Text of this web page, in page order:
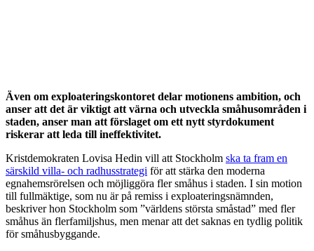
Även om exploateringskontoret delar motionens ambition, och
anser att det är viktigt att värna och utveckla småhusområden i
staden, anser man att förslaget om ett nytt styrdokument
riskerar att leda till ineffektivitet.
Kristdemokraten Lovisa Hedin vill att Stockholm ska ta fram en
särskild villa- och radhusstrategi för att stärka den moderna
egnahemsrörelsen och möjliggöra fler småhus i staden. I sin motion
till fullmäktige, som nu är på remiss i exploateringsnämnden,
beskriver hon Stockholm som ”världens största småstad” med fler
småhus än flerfamiljshus, men menar att det saknas en tydlig politik
för småhusbyggande.